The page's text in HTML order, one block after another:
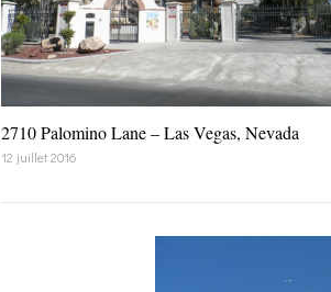
2710 Palomino Lane – Las Vegas, Nevada
12 juillet 2016